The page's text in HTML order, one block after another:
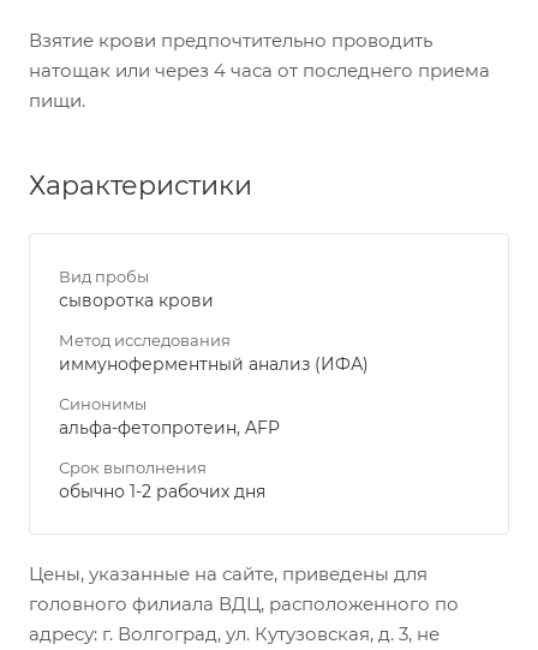
Взятие крови предпочтительно проводить
натощак или через 4 часа от последнего приема
пищи.
Характеристики
Вид пробы
сыворотка крови
Метод исследования
иммуноферментный анализ (ИФА)
Синонимы
альфа-фетопротеин, AFP
Срок выполнения
обычно 1-2 рабочих дня
Цены, указанные на сайте, приведены для
головного филиала ВДЦ, расположенного по
адресу: г. Волгоград, ул. Кутузовская, д. 3, не